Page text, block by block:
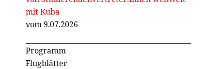
mit Kuba
vom 9.07.2026
Programm
Flugblätter